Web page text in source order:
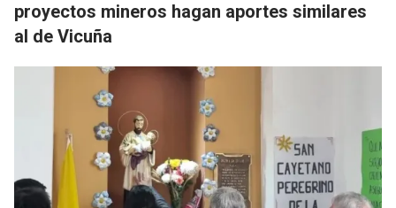
proyectos mineros hagan aportes similares
al de Vicuña